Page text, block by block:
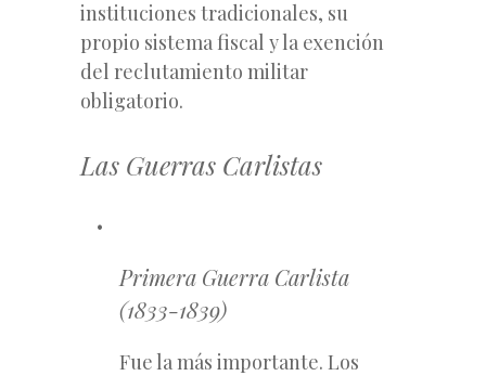
instituciones tradicionales, su
propio sistema fiscal y la exención
del reclutamiento militar
obligatorio.
Las Guerras Carlistas
Primera Guerra Carlista
(1833-1839)
Fue la más importante. Los